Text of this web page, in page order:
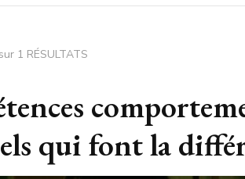
1 RÉSULTATS
qui font la